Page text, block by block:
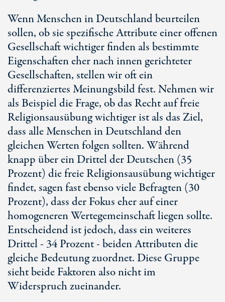
Wenn Menschen in Deutschland beurteilen
sollen, ob sie spezifische Attribute einer offenen
Gesellschaft wichtiger finden als bestimmte
Eigenschaften eher nach innen gerichteter
Gesellschaften, stellen wir oft ein
differenziertes Meinungsbild fest. Nehmen wir
als Beispiel die Frage, ob das Recht auf freie
Religionsausübung wichtiger ist als das Ziel,
dass alle Menschen in Deutschland den
gleichen Werten folgen sollten. Während
knapp über ein Drittel der Deutschen (35
Prozent) die freie Religionsausübung wichtiger
findet, sagen fast ebenso viele Befragten (30
Prozent), dass der Fokus eher auf einer
homogeneren Wertegemeinschaft liegen sollte.
Entscheidend ist jedoch, dass ein weiteres
Drittel - 34 Prozent - beiden Attributen die
gleiche Bedeutung zuordnet. Diese Gruppe
sieht beide Faktoren also nicht im
Widerspruch zueinander.